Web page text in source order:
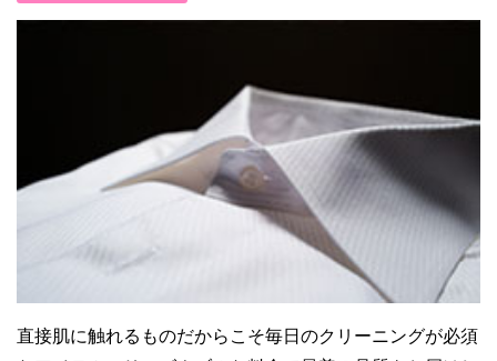
直接肌に触れるものだからこそ毎日のクリーニングが必須